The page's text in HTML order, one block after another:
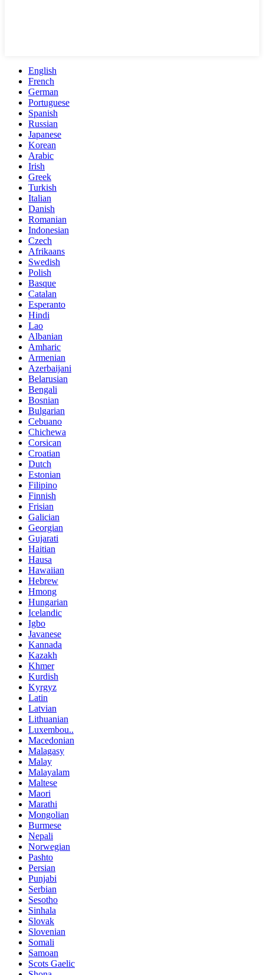
English
French
German
Portuguese
Spanish
Russian
Japanese
Korean
Arabic
Irish
Greek
Turkish
Italian
Danish
Romanian
Indonesian
Czech
Afrikaans
Swedish
Polish
Basque
Catalan
Esperanto
Hindi
Lao
Albanian
Amharic
Armenian
Azerbaijani
Belarusian
Bengali
Bosnian
Bulgarian
Cebuano
Chichewa
Corsican
Croatian
Dutch
Estonian
Filipino
Finnish
Frisian
Galician
Georgian
Gujarati
Haitian
Hausa
Hawaiian
Hebrew
Hmong
Hungarian
Icelandic
Igbo
Javanese
Kannada
Kazakh
Khmer
Kurdish
Kyrgyz
Latin
Latvian
Lithuanian
Luxembou..
Macedonian
Malagasy
Malay
Malayalam
Maltese
Maori
Marathi
Mongolian
Burmese
Nepali
Norwegian
Pashto
Persian
Punjabi
Serbian
Sesotho
Sinhala
Slovak
Slovenian
Somali
Samoan
Scots Gaelic